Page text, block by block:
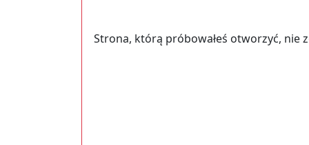
Strona, którą próbowałeś otworzyć, nie